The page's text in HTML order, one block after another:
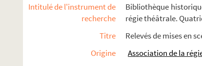
Intitulé de l'instrument de
recherche
Bibliothèque
régie théâtrale.
Titre
Relevés de mises en
Origine
Association de la
Eugène Brieux. La petite amie : pièce en 4 actes, en
G. Médina. La petite bonne à tout faire ou
Gabriel Timmory et Jean Manoussi. Petite bonne
Alfred Savoir. La petite Catherine : pièce en 2 actes et